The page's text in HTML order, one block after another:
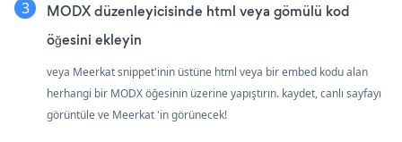
MODX düzenleyicisinde html veya gömülü kod
öğesini ekleyin
veya Meerkat snippet'inin üstüne html veya bir embed kodu alan
herhangi bir MODX öğesinin üzerine yapıştırın. kaydet, canlı sayfayı
görüntüle ve Meerkat 'in görünecek!